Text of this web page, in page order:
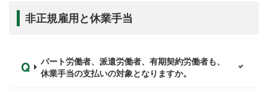
非正規雇用と休業手当
パート労働者、派遣労働者、有期契約労働者も、
休業手当の支払いの対象となりますか。